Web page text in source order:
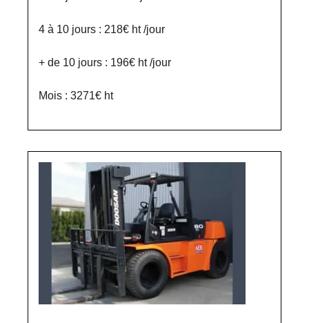
4 à 10 jours : 218€ ht /jour
+ de 10 jours : 196€ ht /jour
Mois : 3271€ ht